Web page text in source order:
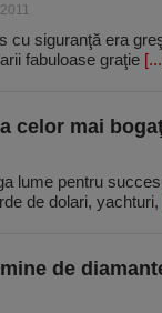
cu siguranţă era
fabuloase graţie
celor mai
lume pentru
de dolari, yachturi,
de